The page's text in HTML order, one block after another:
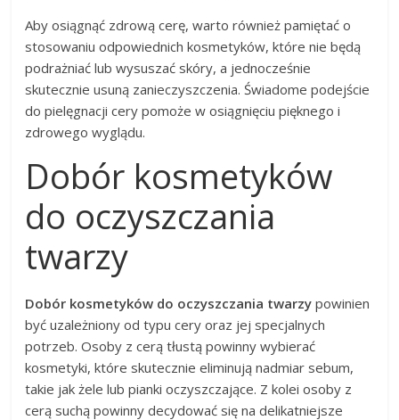
Aby osiągnąć zdrową cerę, warto również pamiętać o
stosowaniu odpowiednich kosmetyków, które nie będą
podrażniać lub wysuszać skóry, a jednocześnie
skutecznie usuną zanieczyszczenia. Świadome podejście
do pielęgnacji cery pomoże w osiągnięciu pięknego i
zdrowego wyglądu.
Dobór kosmetyków
do oczyszczania
twarzy
Dobór kosmetyków do oczyszczania twarzy powinien
być uzależniony od typu cery oraz jej specjalnych
potrzeb. Osoby z cerą tłustą powinny wybierać
kosmetyki, które skutecznie eliminują nadmiar sebum,
takie jak żele lub pianki oczyszczające. Z kolei osoby z
cerą suchą powinny decydować się na delikatniejsze